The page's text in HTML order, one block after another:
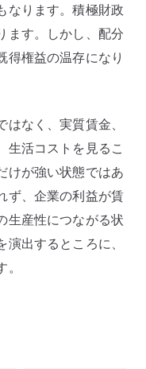
なります。積極財政
ます。しかし、配分
得権益の温存になり
なく、実質賃金、
生活コストを見るこ
けが強い状態ではあ
ず、企業の利益が賃
生産性につながる状
出するところに、